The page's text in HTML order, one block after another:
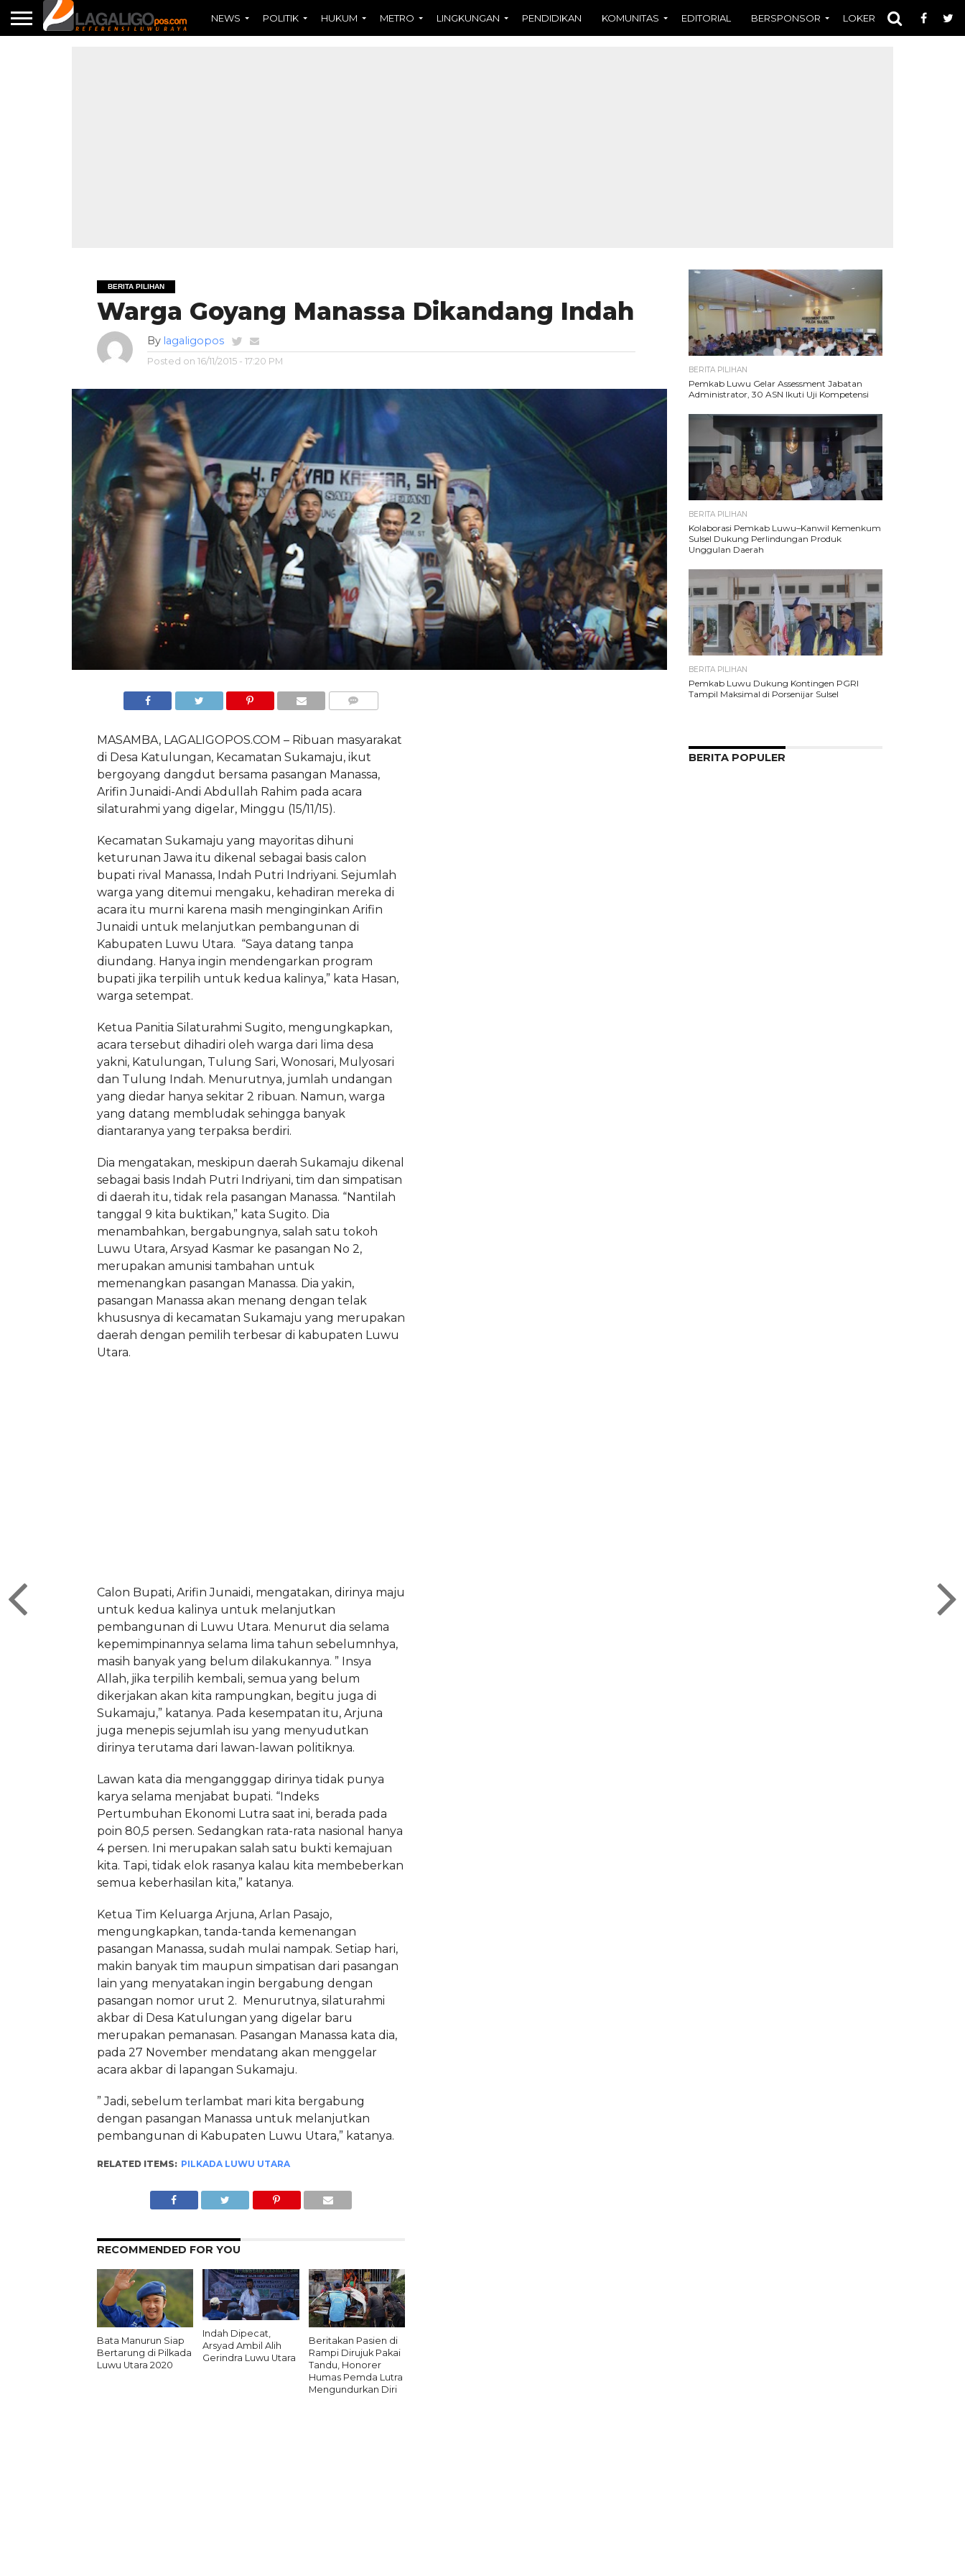
NEWS POLITIK HUKUM METRO LINGKUNGAN PENDIDIKAN KOMUNITAS EDITORIAL BERSPONSOR LOKER OPINI
BERITA PILIHAN
Warga Goyang Manassa Dikandang Indah
By lagaligopos
Posted on 16/11/2015 - 17:20 PM
MASAMBA, LAGALIGOPOS.COM – Ribuan masyarakat
di Desa Katulungan, Kecamatan Sukamaju, ikut
bergoyang dangdut bersama pasangan Manassa,
Arifin Junaidi-Andi Abdullah Rahim pada acara
silaturahmi yang digelar, Minggu (15/11/15).
Kecamatan Sukamaju yang mayoritas dihuni
keturunan Jawa itu dikenal sebagai basis calon
bupati rival Manassa, Indah Putri Indriyani. Sejumlah
warga yang ditemui mengaku, kehadiran mereka di
acara itu murni karena masih menginginkan Arifin
Junaidi untuk melanjutkan pembangunan di
Kabupaten Luwu Utara. “Saya datang tanpa
diundang. Hanya ingin mendengarkan program
bupati jika terpilih untuk kedua kalinya,” kata Hasan,
warga setempat.
Ketua Panitia Silaturahmi Sugito, mengungkapkan,
acara tersebut dihadiri oleh warga dari lima desa
yakni, Katulungan, Tulung Sari, Wonosari, Mulyosari
dan Tulung Indah. Menurutnya, jumlah undangan
yang diedar hanya sekitar 2 ribuan. Namun, warga
yang datang membludak sehingga banyak
diantaranya yang terpaksa berdiri.
Dia mengatakan, meskipun daerah Sukamaju dikenal
sebagai basis Indah Putri Indriyani, tim dan simpatisan
di daerah itu, tidak rela pasangan Manassa. “Nantilah
tanggal 9 kita buktikan,” kata Sugito. Dia
menambahkan, bergabungnya, salah satu tokoh
Luwu Utara, Arsyad Kasmar ke pasangan No 2,
merupakan amunisi tambahan untuk
memenangkan pasangan Manassa. Dia yakin,
pasangan Manassa akan menang dengan telak
khususnya di kecamatan Sukamaju yang merupakan
daerah dengan pemilih terbesar di kabupaten Luwu
Utara.
Calon Bupati, Arifin Junaidi, mengatakan, dirinya maju
untuk kedua kalinya untuk melanjutkan
pembangunan di Luwu Utara. Menurut dia selama
kepemimpinannya selama lima tahun sebelumnhya,
masih banyak yang belum dilakukannya. ” Insya
Allah, jika terpilih kembali, semua yang belum
dikerjakan akan kita rampungkan, begitu juga di
Sukamaju,” katanya. Pada kesempatan itu, Arjuna
juga menepis sejumlah isu yang menyudutkan
dirinya terutama dari lawan-lawan politiknya.
Lawan kata dia mengangggap dirinya tidak punya
karya selama menjabat bupati. “Indeks
Pertumbuhan Ekonomi Lutra saat ini, berada pada
poin 80,5 persen. Sedangkan rata-rata nasional hanya
4 persen. Ini merupakan salah satu bukti kemajuan
kita. Tapi, tidak elok rasanya kalau kita membeberkan
semua keberhasilan kita,” katanya.
Ketua Tim Keluarga Arjuna, Arlan Pasajo,
mengungkapkan, tanda-tanda kemenangan
pasangan Manassa, sudah mulai nampak. Setiap hari,
makin banyak tim maupun simpatisan dari pasangan
lain yang menyatakan ingin bergabung dengan
pasangan nomor urut 2. Menurutnya, silaturahmi
akbar di Desa Katulungan yang digelar baru
merupakan pemanasan. Pasangan Manassa kata dia,
pada 27 November mendatang akan menggelar
acara akbar di lapangan Sukamaju.
” Jadi, sebelum terlambat mari kita bergabung
dengan pasangan Manassa untuk melanjutkan
pembangunan di Kabupaten Luwu Utara,” katanya.
RELATED ITEMS: PILKADA LUWU UTARA
RECOMMENDED FOR YOU
Bata Manurun Siap
Bertarung di Pilkada
Luwu Utara 2020
Indah Dipecat,
Arsyad Ambil Alih
Gerindra Luwu Utara
Beritakan Pasien di
Rampi Dirujuk Pakai
Tandu, Honorer
Humas Pemda Lutra
Mengundurkan Diri
BERITA PILIHAN
Pemkab Luwu Gelar Assessment Jabatan
Administrator, 30 ASN Ikuti Uji Kompetensi
BERITA PILIHAN
Kolaborasi Pemkab Luwu–Kanwil Kemenkum
Sulsel Dukung Perlindungan Produk
Unggulan Daerah
BERITA PILIHAN
Pemkab Luwu Dukung Kontingen PGRI
Tampil Maksimal di Porsenijar Sulsel
BERITA POPULER